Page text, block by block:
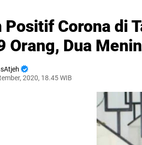
Positif Corona di
Orang, Dua
2020, 18.45 WIB